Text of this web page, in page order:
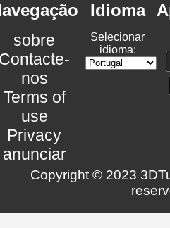
sobre
nos
Terms of
use
Privacy
anunciar
Idioma
Selecionar
idioma:
Copyright © 2023